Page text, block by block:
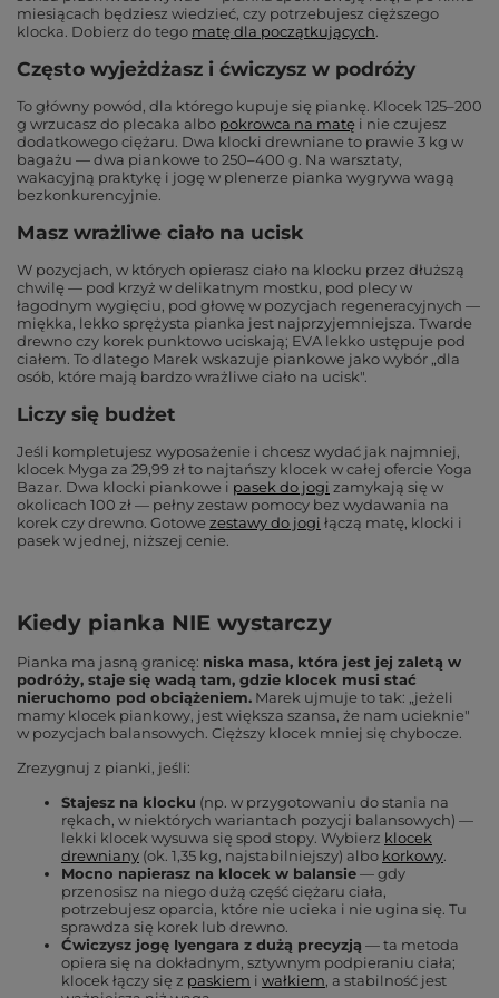
miesiącach będziesz wiedzieć, czy potrzebujesz cięższego
klocka. Dobierz do tego matę dla początkujących.
Często wyjeżdżasz i ćwiczysz w podróży
To główny powód, dla którego kupuje się piankę. Klocek 125–200
g wrzucasz do plecaka albo pokrowca na matę i nie czujesz
dodatkowego ciężaru. Dwa klocki drewniane to prawie 3 kg w
bagażu — dwa piankowe to 250–400 g. Na warsztaty,
wakacyjną praktykę i jogę w plenerze pianka wygrywa wagą
bezkonkurencyjnie.
Masz wrażliwe ciało na ucisk
W pozycjach, w których opierasz ciało na klocku przez dłuższą
chwilę — pod krzyż w delikatnym mostku, pod plecy w
łagodnym wygięciu, pod głowę w pozycjach regeneracyjnych —
miękka, lekko sprężysta pianka jest najprzyjemniejsza. Twarde
drewno czy korek punktowo uciskają; EVA lekko ustępuje pod
ciałem. To dlatego Marek wskazuje piankowe jako wybór „dla
osób, które mają bardzo wrażliwe ciało na ucisk".
Liczy się budżet
Jeśli kompletujesz wyposażenie i chcesz wydać jak najmniej,
klocek Myga za 29,99 zł to najtańszy klocek w całej ofercie Yoga
Bazar. Dwa klocki piankowe i pasek do jogi zamykają się w
okolicach 100 zł — pełny zestaw pomocy bez wydawania na
korek czy drewno. Gotowe zestawy do jogi łączą matę, klocki i
pasek w jednej, niższej cenie.
Kiedy pianka NIE wystarczy
Pianka ma jasną granicę: niska masa, która jest jej zaletą w
podróży, staje się wadą tam, gdzie klocek musi stać
nieruchomo pod obciążeniem. Marek ujmuje to tak: „jeżeli
mamy klocek piankowy, jest większa szansa, że nam ucieknie"
w pozycjach balansowych. Cięższy klocek mniej się chybocze.
Zrezygnuj z pianki, jeśli:
Stajesz na klocku (np. w przygotowaniu do stania na
rękach, w niektórych wariantach pozycji balansowych) —
lekki klocek wysuwa się spod stopy. Wybierz klocek
drewniany (ok. 1,35 kg, najstabilniejszy) albo korkowy.
Mocno napierasz na klocek w balansie— gdy
przenosisz na niego dużą część ciężaru ciała,
potrzebujesz oparcia, które nie ucieka i nie ugina się. Tu
sprawdza się korek lub drewno.
Ćwiczysz jogę Iyengara z dużą precyzją — ta metoda
opiera się na dokładnym, sztywnym podpieraniu ciała;
klocek łączy się z paskiem i wałkiem, a stabilność jest